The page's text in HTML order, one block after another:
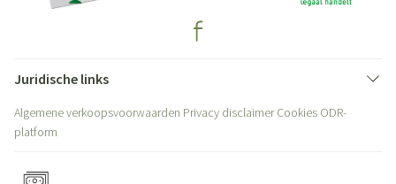
Juridische links
Algemene verkoopsvoorwaarden Privacy disclaimer Cookies ODR-
platform